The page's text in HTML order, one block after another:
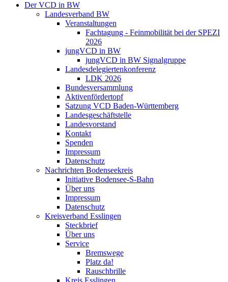
Der VCD in BW
Landesverband BW
Veranstaltungen
Fachtagung - Feinmobilität bei der SPEZI
2026
jungVCD in BW
jungVCD in BW Signalgruppe
Landesdelegiertenkonferenz
LDK 2026
Bundesversammlung
Aktivenfördertopf
Satzung VCD Baden-Württemberg
Landesgeschäftstelle
Landesvorstand
Kontakt
Spenden
Impressum
Datenschutz
Nachrichten Bodenseekreis
Initiative Bodensee-S-Bahn
Über uns
Impressum
Datenschutz
Kreisverband Esslingen
Steckbrief
Über uns
Service
Bremswege
Platz da!
Rauschbrille
Kreis Esslingen